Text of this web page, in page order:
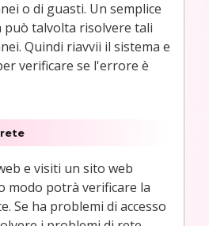
o di guasti. Un semplice
può talvolta risolvere tali
Quindi riavvii il sistema e
verificare se l'errore è
e visiti un sito web
modo potrà verificare la
Se ha problemi di accesso